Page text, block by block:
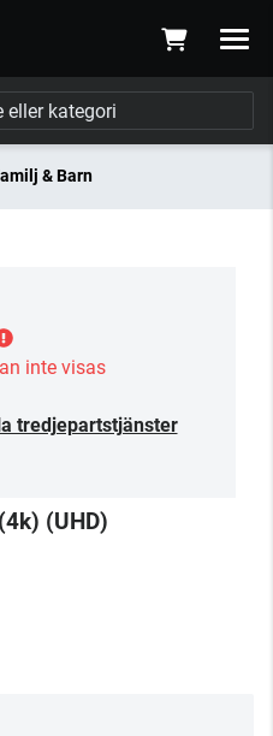
& Barn
inte visas
tredjepartstjänster
(UHD)